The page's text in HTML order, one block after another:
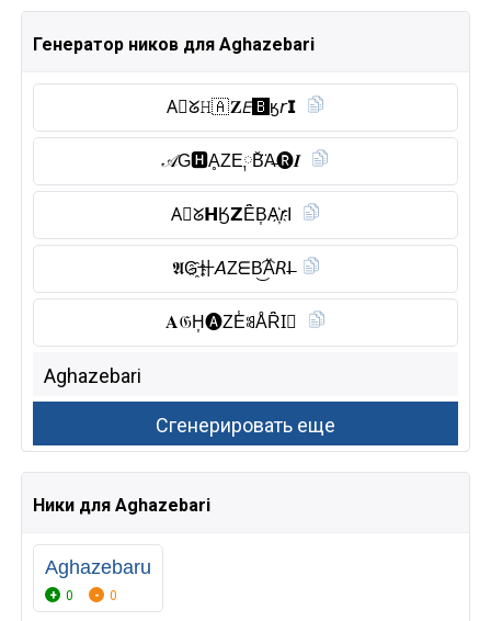
Генератор ников для Aghazebari
A⃠ᘜ𝙷🇦 𝐙𝘌🅱︎ӄ𝘳𝗜
𝒜G🅷︎ḀZE༙B̆̈A̶🅡︎𝑰
A⃠ᘜ𝗛Ӄ𝗭Ȇ̈B͎A҉𝘳I
𝕬G҈卄𝘈ZᗴB͜͡Ä𝘙I̶
𝐀𝔊H͎🅐︎ZE̾ꌃÅȒ̈I⃠
Ники для Aghazebari
Aghazebaru
0 0